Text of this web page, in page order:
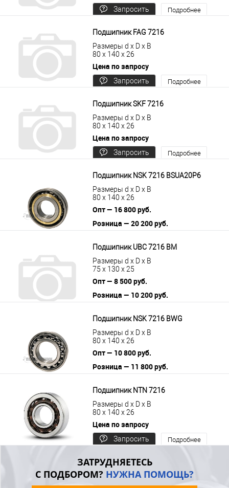
Запросить
Подробнее
Подшипник FAG 7216
Размеры d x D x B
80 x 140 x 26
Цена по запросу
Запросить
Подробнее
Подшипник SKF 7216
Размеры d x D x B
80 x 140 x 26
Цена по запросу
Запросить
Подробнее
Подшипник NSK 7216 BSUA20P6
Размеры d x D x B
80 x 140 x 26
Опт — 16 800 руб.
Розница — 20 200 руб.
Подшипник UBC 7216 BM
Размеры d x D x B
75 x 130 x 25
Опт — 8 500 руб.
Розница — 10 200 руб.
Подшипник NSK 7216 BWG
Размеры d x D x B
80 x 140 x 26
Опт — 10 800 руб.
Розница — 11 800 руб.
Подшипник NTN 7216
Размеры d x D x B
80 x 140 x 26
Цена по запросу
Запросить
Подробнее
ЗАТРУДНЯЕТЕСЬ
С ПОДБОРОМ? НУЖНА ПОМОЩЬ?